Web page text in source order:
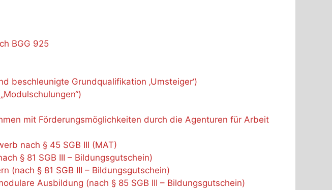
BGG 925
beschleunigte Grundqualifikation ‚Umsteiger‘)
mit Förderungsmöglichkeiten durch die Agenturen für Arbeit
nach § 45 SGB III (MAT)
§ 81 SGB III – Bildungsgutschein)
(nach § 81 SGB III – Bildungsgutschein)
Ausbildung (nach § 85 SGB III – Bildungsgutschein)